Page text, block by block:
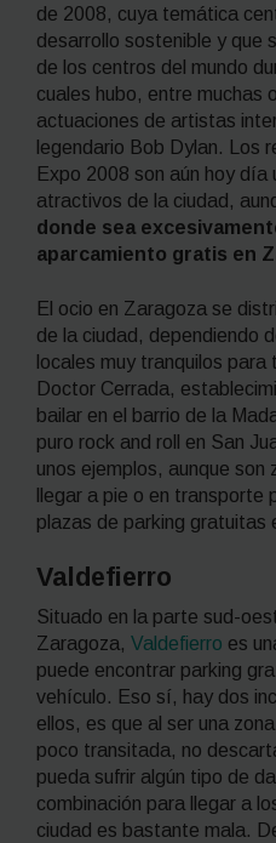
de 2008, cuya temática
desarrollo sostenible y que
de los centros del mundo
cuales hubo, entre muchas
actuaciones de artistas
legendario Bob Dylan. Los
Expo 2008 son aún hoy día
atractivos de la ciudad,
donde sea
aparcamiento gratis en
El ocio en Zaragoza se
de la ciudad, dependiendo
locales muy tranquilos
Doctor Cerrada,
bailar en el barrio de la
puro rock and roll en San
unos ejemplos, aunque son
llegar a pie o en transporte
plazas de parking gratuitas
Valdefierro
Situado en la parte sud-
Zaragoza, Valdefierro es
puede encontrar parking
vehículo. Eso sí, hay dos
ellos, es que al ser una
poco transitada, no
pueda sufrir algún tipo de
combinación para llegar a
ciudad es bastante mala.